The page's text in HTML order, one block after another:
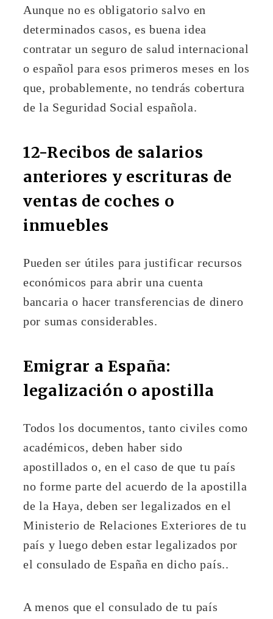
Aunque no es obligatorio salvo en
determinados casos, es buena idea
contratar un seguro de salud internacional
o español para esos primeros meses en los
que, probablemente, no tendrás cobertura
de la Seguridad Social española.
12-Recibos de salarios
anteriores y escrituras de
ventas de coches o
inmuebles
Pueden ser útiles para justificar recursos
económicos para abrir una cuenta
bancaria o hacer transferencias de dinero
por sumas considerables.
Emigrar a España:
legalización o apostilla
Todos los documentos, tanto civiles como
académicos, deben haber sido
apostillados o, en el caso de que tu país
no forme parte del acuerdo de la apostilla
de la Haya, deben ser legalizados en el
Ministerio de Relaciones Exteriores de tu
país y luego deben estar legalizados por
el consulado de España en dicho país..
A menos que el consulado de tu país